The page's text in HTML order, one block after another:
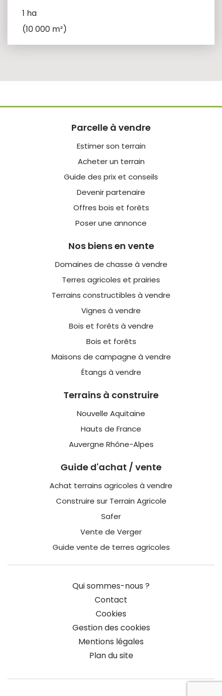
1 ha
(10 000 m²)
Parcelle à vendre
Estimer son terrain
Acheter un terrain
Guide des prix et conseils
Devenir partenaire
Offres bois et forêts
Poser une annonce
Nos biens en vente
Domaines de chasse à vendre
Terres agricoles et prairies
Terrains constructibles à vendre
Vignes à vendre
Bois et forêts à vendre
Bois et forêts
Maisons de campagne à vendre
Étangs à vendre
Terrains à construire
Nouvelle Aquitaine
Hauts de France
Auvergne Rhône-Alpes
Guide d'achat / vente
Achat terrains agricoles à vendre
Construire sur Terrain Agricole
Safer
Vente de Verger
Guide vente de terres agricoles
Qui sommes-nous ?
Contact
Cookies
Gestion des cookies
Mentions légales
Plan du site